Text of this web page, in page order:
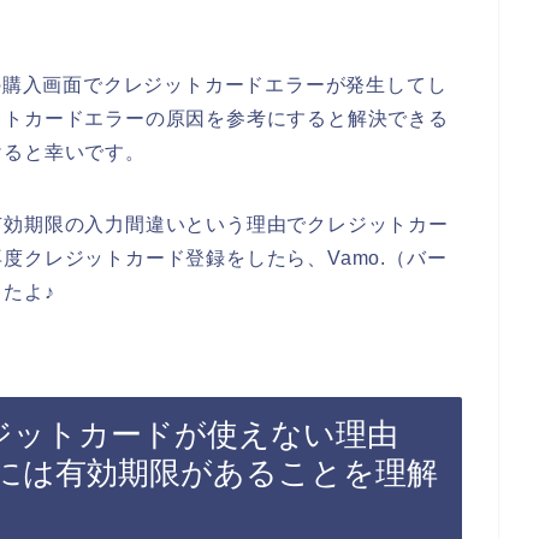
入画面でクレジットカードエラーが発生してし
カードエラーの原因を参考にすると解決できる
と幸いです。
期限の入力間違いという理由でクレジットカー
クレジットカード登録をしたら、Vamo.（バー
よ♪
トカードが使えない理由
は有効期限があることを理解